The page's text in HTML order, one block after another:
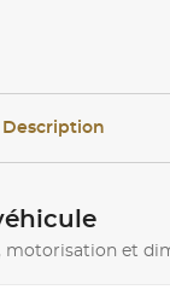
Description
motorisation et